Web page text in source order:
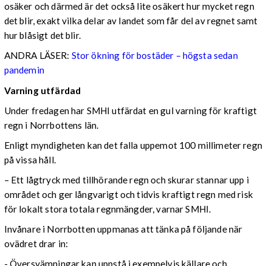
osäker och därmed är det också lite osäkert hur mycket regn
det blir, exakt vilka delar av landet som får del av regnet samt
hur blåsigt det blir.
ANDRA LÄSER: Stor ökning för bostäder – högsta sedan
pandemin
Varning utfärdad
Under fredagen har SMHI utfärdat en gul varning för kraftigt
regn i Norrbottens län.
Enligt myndigheten kan det falla uppemot 100 millimeter regn
på vissa håll.
– Ett lågtryck med tillhörande regn och skurar stannar upp i
området och ger långvarigt och tidvis kraftigt regn med risk
för lokalt stora totala regnmängder, varnar SMHI.
Invånare i Norrbotten uppmanas att tänka på följande när
ovädret drar in: